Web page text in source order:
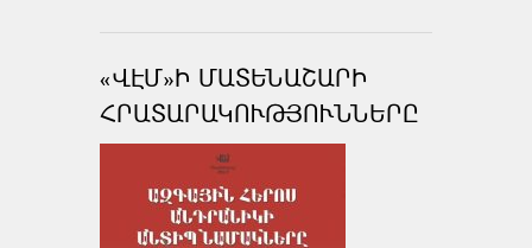
«ՎԷՄ»Ի ՄԱՏԵՆԱՇԱՐԻ
ՀՐԱՏԱՐԱԿՈՒԹՅՈՒՆՆԵՐԸ